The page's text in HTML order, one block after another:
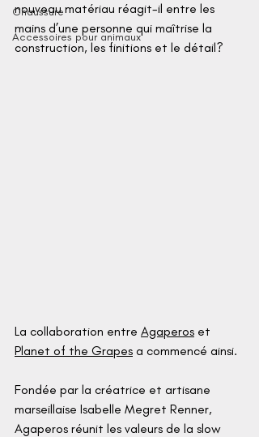
Chaussure
Accessoires pour animaux
nouveau matériau réagit-il entre les
mains d’une personne qui maîtrise la
construction, les finitions et le détail?
La collaboration entre Agaperos et
Planet of the Grapes a commencé ainsi.
Fondée par la créatrice et artisane
marseillaise Isabelle Megret Renner,
Agaperos réunit les valeurs de la slow